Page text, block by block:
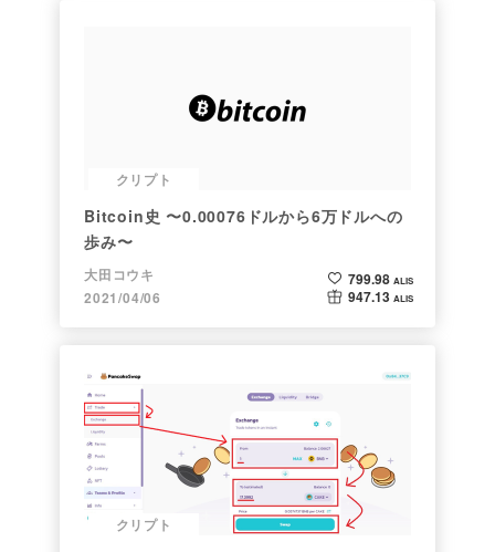
クリプト
Bitcoin史 〜0.00076ドルから6万ドルへの
歩み〜
大田コウキ
2021/04/06
799.98 ALIS
947.13 ALIS
クリプト